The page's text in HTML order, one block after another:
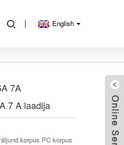
English
7A
7 A laadija
PC korpus